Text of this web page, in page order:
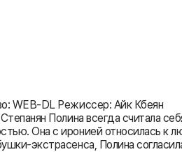
WEB-DL Режиссер: Айк Кбеян
Полина всегда считала
Она с иронией относилась к
экстрасенса, Полина